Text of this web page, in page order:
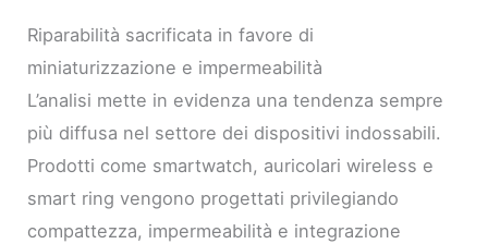
Riparabilità sacrificata in favore di
miniaturizzazione e impermeabilità
L’analisi mette in evidenza una tendenza sempre
più diffusa nel settore dei dispositivi indossabili.
Prodotti come smartwatch, auricolari wireless e
smart ring vengono progettati privilegiando
compattezza, impermeabilità e integrazione